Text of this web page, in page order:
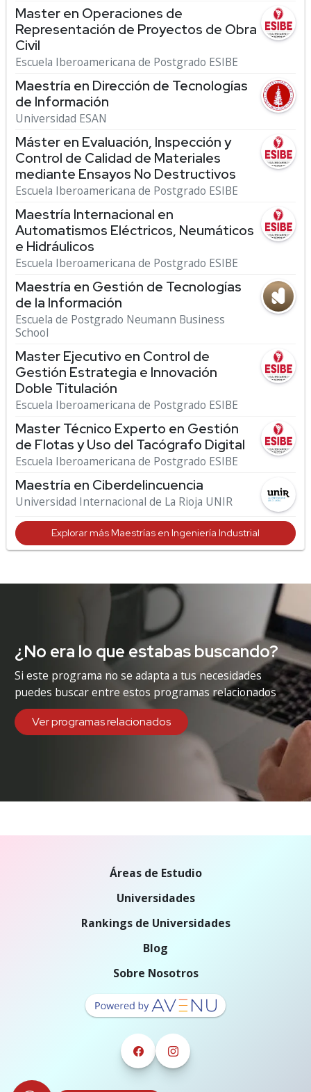
Master en Operaciones de
Representación de Proyectos de Obra
Civil
Escuela Iberoamericana de Postgrado ESIBE
Maestría en Dirección de Tecnologías
de Información
Universidad ESAN
Máster en Evaluación, Inspección y
Control de Calidad de Materiales
mediante Ensayos No Destructivos
Escuela Iberoamericana de Postgrado ESIBE
Maestría Internacional en
Automatismos Eléctricos, Neumáticos
e Hidráulicos
Escuela Iberoamericana de Postgrado ESIBE
Maestría en Gestión de Tecnologías
de la Información
Escuela de Postgrado Neumann Business
School
Master Ejecutivo en Control de
Gestión Estrategia e Innovación
Doble Titulación
Escuela Iberoamericana de Postgrado ESIBE
Master Técnico Experto en Gestión
de Flotas y Uso del Tacógrafo Digital
Escuela Iberoamericana de Postgrado ESIBE
Maestría en Ciberdelincuencia
Universidad Internacional de La Rioja UNIR
Explorar más Maestrías en Ingeniería Industrial
¿No era lo que estabas buscando?
Si este programa no se adapta a tus necesidades
puedes buscar entre estos programas relacionados
Ver programas relacionados
Áreas de Estudio
Universidades
Rankings de Universidades
Blog
Sobre Nosotros